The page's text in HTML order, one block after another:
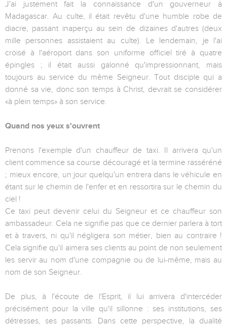
J'ai justement fait la connaissance d'un gouverneur à
Madagascar. Au culte, il était revêtu d'une humble robe de
diacre, passant inaperçu au sein de dizaines d'autres (deux
mille personnes assistaient au culte). Le lendemain, je l'ai
croisé à l'aéroport dans son uniforme officiel tiré à quatre
épingles ; il était aussi galonné qu'impressionnant, mais
toujours au service du même Seigneur. Tout disciple qui a
donné sa vie, donc son temps à Christ, devrait se considérer
«à plein temps» à son service.
Quand nos yeux s'ouvrent
Prenons l'exemple d'un chauffeur de taxi. Il arrivera qu'un
client commence sa course découragé et la termine rasséréné
; mieux encore, un jour quelqu'un entrera dans le véhicule en
étant sur le chemin de l'enfer et en ressortira sur le chemin du
ciel !
Ce taxi peut devenir celui du Seigneur et ce chauffeur son
ambassadeur. Cela ne signifie pas que ce dernier parlera à tort
et à travers, ni qu'il négligera son métier, bien au contraire !
Cela signifie qu'il aimera ses clients au point de non seulement
les servir au nom d'une compagnie ou de lui-même, mais au
nom de son Seigneur.
De plus, à l'écoute de l'Esprit, il lui arrivera d'intercéder
précisément pour la ville qu'il sillonne : ses institutions, ses
détresses, ses passants. Dans cette perspective, la dualité